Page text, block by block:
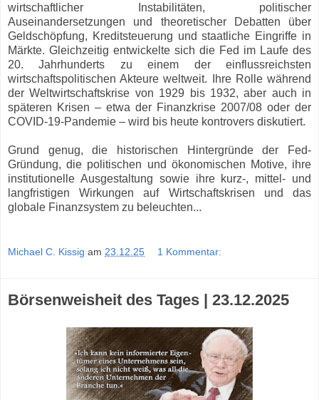
wirtschaftlicher Instabilitäten, politischer
Auseinandersetzungen und theoretischer Debatten über
Geldschöpfung, Kreditsteuerung und staatliche Eingriffe in
Märkte. Gleichzeitig entwickelte sich die Fed im Laufe des
20. Jahrhunderts zu einem der einflussreichsten
wirtschaftspolitischen Akteure weltweit. Ihre Rolle während
der Weltwirtschaftskrise von 1929 bis 1932, aber auch in
späteren Krisen – etwa der Finanzkrise 2007/08 oder der
COVID-19-Pandemie – wird bis heute kontrovers diskutiert.
Grund genug, die historischen Hintergründe der Fed-
Gründung, die politischen und ökonomischen Motive, ihre
institutionelle Ausgestaltung sowie ihre kurz-, mittel- und
langfristigen Wirkungen auf Wirtschaftskrisen und das
globale Finanzsystem zu beleuchten...
Michael C. Kissig am 23.12.25 1 Kommentar:
Börsenweisheit des Tages | 23.12.2025